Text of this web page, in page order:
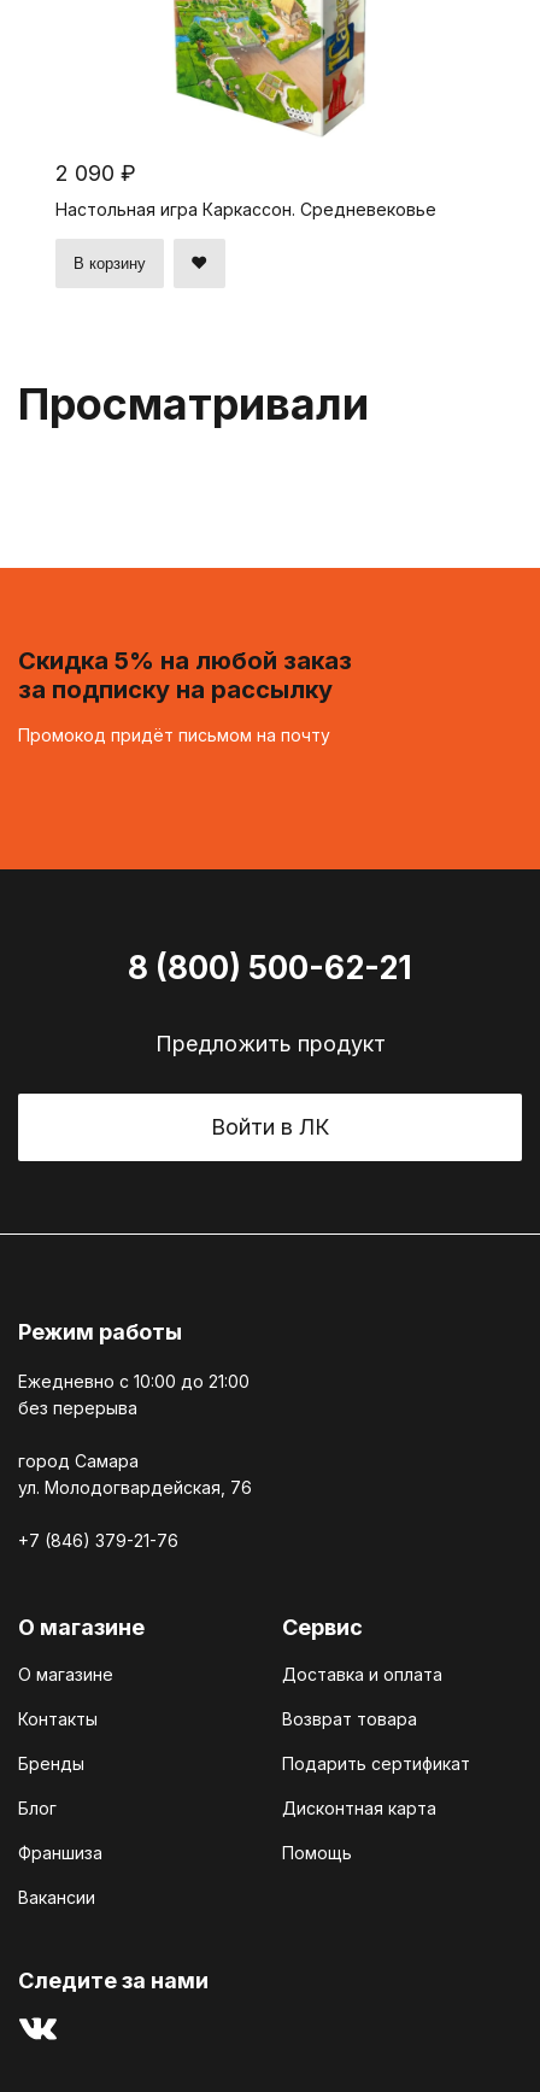
2 090 ₽
Настольная игра Каркассон. Средневековье
В корзину
Просматривали
Скидка 5% на любой заказ
за подписку на рассылку
Промокод придёт письмом на почту
8 (800) 500-62-21
Предложить продукт
Войти в ЛК
Режим работы
Ежедневно c 10:00 до 21:00
без перерыва
город Самара
ул. Молодогвардейская, 76
+7 (846) 379-21-76
О магазине
О магазине
Контакты
Бренды
Блог
Франшиза
Вакансии
Сервис
Доставка и оплата
Возврат товара
Подарить сертификат
Дисконтная карта
Помощь
Cледите за нами